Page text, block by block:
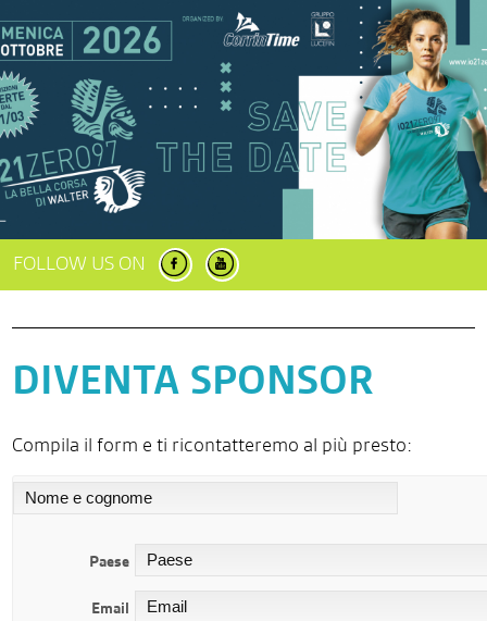
FOLLOW US ON
DIVENTA SPONSOR
Compila il form e ti ricontatteremo al più presto:
Paese
Email